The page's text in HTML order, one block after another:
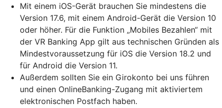
Mit einem iOS-Gerät brauchen Sie mindestens die
Version 17.6, mit einem Android-Gerät die Version 10
oder höher. Für die Funktion „Mobiles Bezahlen“ mit
der VR Banking App gilt aus technischen Gründen als
Mindestvoraussetzung für iOS die Version 18.2 und
für Android die Version 11.
Außerdem sollten Sie ein Girokonto bei uns führen
und einen OnlineBanking-Zugang mit aktiviertem
elektronischen Postfach haben.